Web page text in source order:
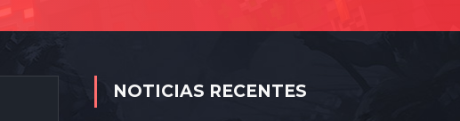
NOTICIAS RECENTES